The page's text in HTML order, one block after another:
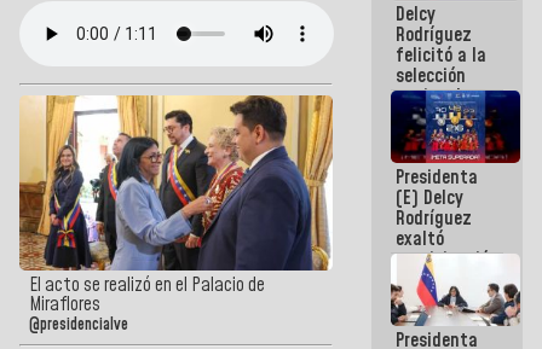
El acto se realizó en el Palacio de
Miraflores
@presidencialve
Delcy
Rodríguez
felicitó a la
selección
nacional
masculina
de voleibol
campeona
de la Copa
Panamericana
Sub-17
Presidenta
(E) Delcy
Rodríguez
exaltó
participación
de
Venezuela
en Juegos
Centroamericanos
Presidenta